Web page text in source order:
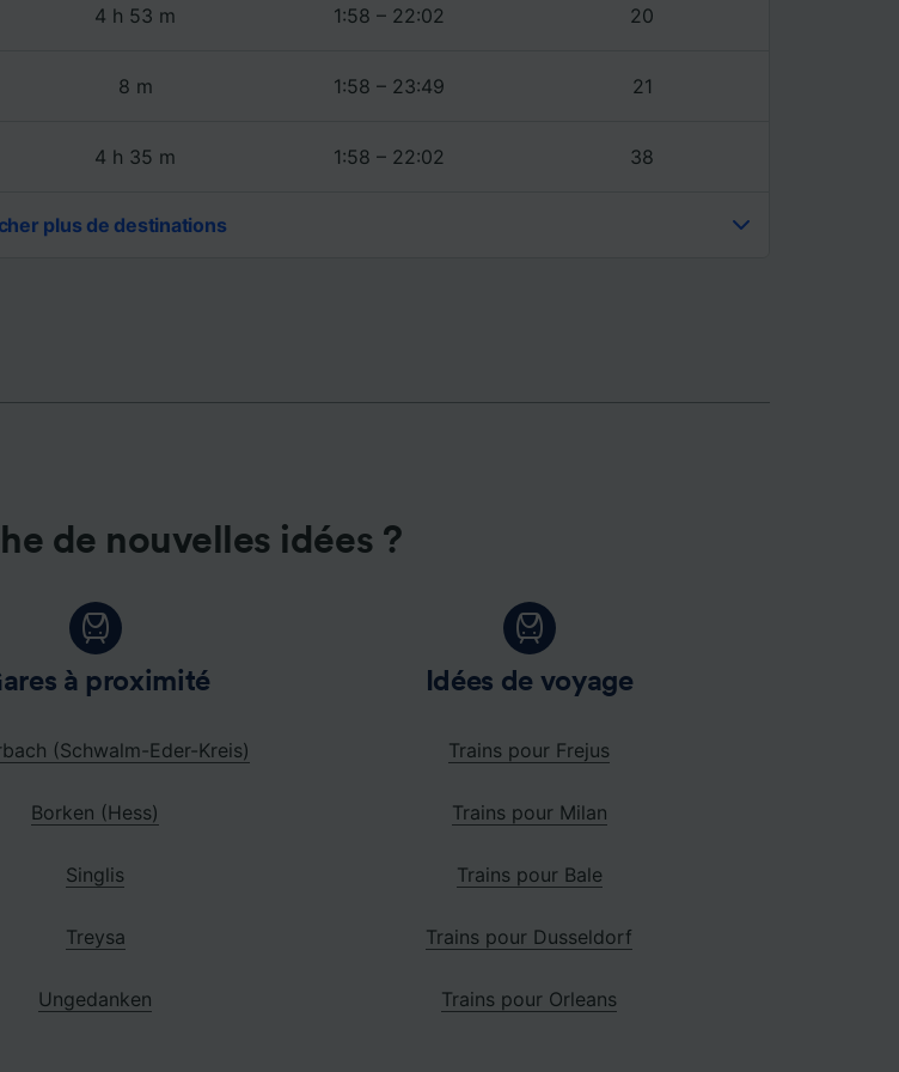
4 h 53 m 1:58 – 22:02 20
8 m 1:58 – 23:49 21
4 h 35 m 1:58 – 22:02 38
plus de destinations
de nouvelles idées ?
à proximité
(Schwalm-Eder-Kreis)
Borken (Hess)
Singlis
Treysa
Ungedanken
Idées de voyage
Trains pour Frejus
Trains pour Milan
Trains pour Bale
Trains pour Dusseldorf
Trains pour Orleans